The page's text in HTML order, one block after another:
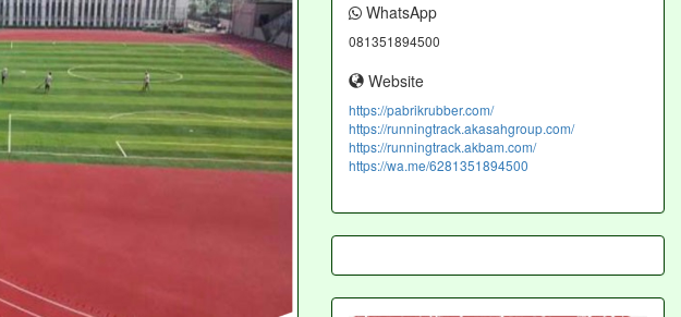
WhatsApp
081351894500
Website
https://pabrikrubber.com/
https://runningtrack.akasahgroup.com/
https://runningtrack.akbam.com/
https://wa.me/6281351894500